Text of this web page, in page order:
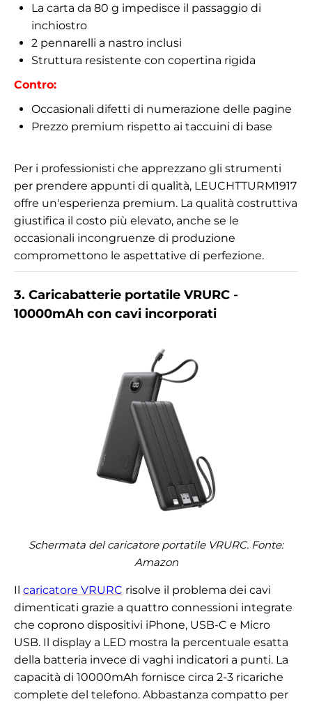
La carta da 80 g impedisce il passaggio di
inchiostro
2 pennarelli a nastro inclusi
Struttura resistente con copertina rigida
Contro:
Occasionali difetti di numerazione delle pagine
Prezzo premium rispetto ai taccuini di base
Per i professionisti che apprezzano gli strumenti
per prendere appunti di qualità, LEUCHTTURM1917
offre un'esperienza premium. La qualità costruttiva
giustifica il costo più elevato, anche se le
occasionali incongruenze di produzione
compromettono le aspettative di perfezione.
3. Caricabatterie portatile VRURC -
10000mAh con cavi incorporati
Schermata del caricatore portatile VRURC. Fonte:
Amazon
Il caricatore VRURC risolve il problema dei cavi
dimenticati grazie a quattro connessioni integrate
che coprono dispositivi iPhone, USB-C e Micro
USB. Il display a LED mostra la percentuale esatta
della batteria invece di vaghi indicatori a punti. La
capacità di 10000mAh fornisce circa 2-3 ricariche
complete del telefono. Abbastanza compatto per